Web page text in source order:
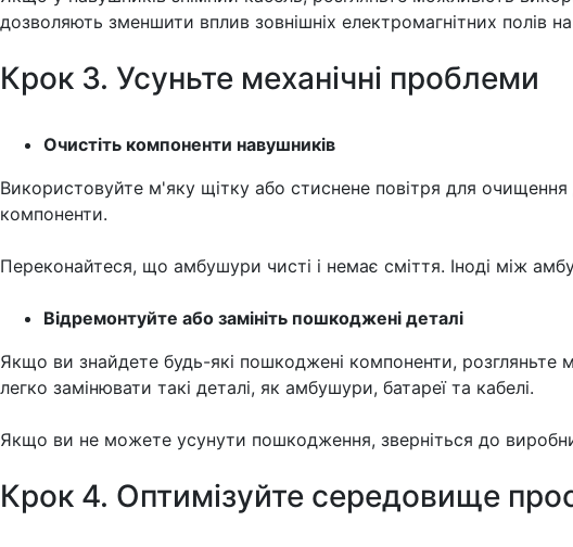
дозволяють зменшити вплив зовнішніх електромагнітних полів на
Крок 3. Усуньте механічні проблеми
Очистіть компоненти навушників
Використовуйте м'яку щітку або стиснене повітря для
компоненти.
Переконайтеся, що амбушури чисті і немає сміття. Іноді між
Відремонтуйте або замініть пошкоджені деталі
Якщо ви знайдете будь-які пошкоджені компоненти, розгляньте
легко замінювати такі деталі, як амбушури, батареї та кабелі.
Якщо ви не можете усунути пошкодження, зверніться до
Крок 4. Оптимізуйте середовище